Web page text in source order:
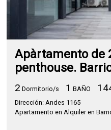
Apàrtamento de
penthouse.
2 Dormitorio/s 1 BAÑO
Dirección: Andes 1165
Apartamento en Alquiler en